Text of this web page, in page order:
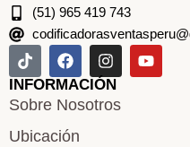
(51) 965 419 743
INFORMACIÓN
Sobre Nosotros
Ubicación